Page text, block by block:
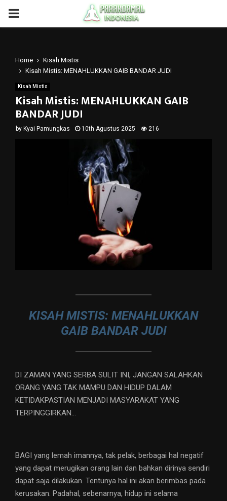
PRIMARY
Home
Kisah Mistis
Kisah Mistis: MENAHLUKKAN GAIB BANDAR JUDI
Kisah Mistis
Kisah Mistis: MENAHLUKKAN GAIB
BANDAR JUDI
by Kyai Pamungkas 10th Agustus 2025 216
KISAH MISTIS: MENAHLUKKAN
GAIB BANDAR JUDI
DI ZAMAN YANG SERBA SULIT INI, JANGAN SALAHKAN
ORANG YANG TAK MAMPU DAN HIDUP DALAM
KETIDAKPASTIAN MENJADI MASYARAKAT YANG
TERPINGGIRKAN…
BAGI yang lemah imannya, tak pelak, berbagai hal negatif
yang dapat merugikan orang lain dan bahkan dirinya sendiri
dapat saja dilakukan. Tentunya hal ini akan berimbas pada
kerusakan. Padahal, sebenarnya, hidup ini selama